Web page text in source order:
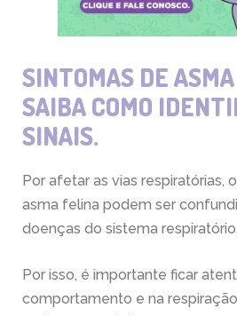
SINTOMAS DE
SAIBA COMO
SINAIS.
Por afetar as vias respiratórias,
asma felina podem ser
doenças do sistema respiratório.
Por isso, é importante ficar
comportamento e na